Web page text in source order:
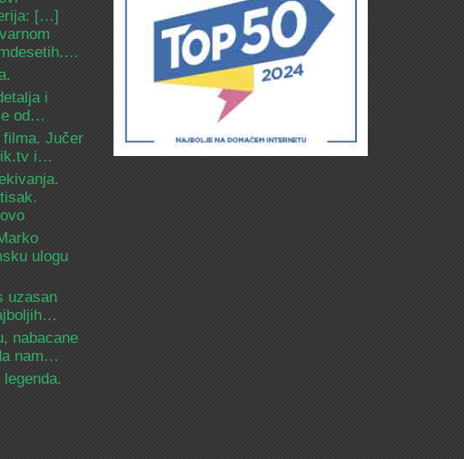
[…]
i
od…
Jučer
i…
ulogu
uzasan
nabacane
nam…